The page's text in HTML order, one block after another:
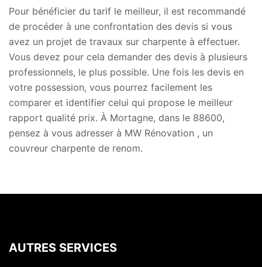
Pour bénéficier du tarif le meilleur, il est recommandé
de procéder à une confrontation des devis si vous
avez un projet de travaux sur charpente à effectuer.
Vous devez pour cela demander des devis à plusieurs
professionnels, le plus possible. Une fois les devis en
votre possession, vous pourrez facilement les
comparer et identifier celui qui propose le meilleur
rapport qualité prix. À Mortagne, dans le 88600,
pensez à vous adresser à MW Rénovation , un
couvreur charpente de renom.
AUTRES SERVICES